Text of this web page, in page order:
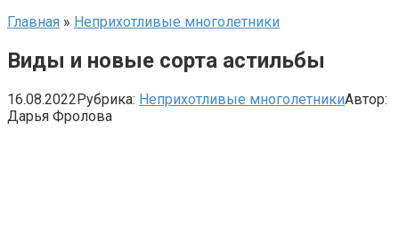
Главная » Неприхотливые многолетники
Виды и новые сорта астильбы
16.08.2022Рубрика: Неприхотливые многолетникиАвтор:
Дарья Фролова